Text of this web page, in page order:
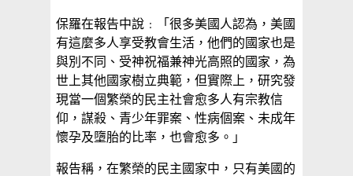
保羅在報告中說﹕「很多美國人認為，美國
有這麼多人享受教會生活，他們的國家也是
與別不同、受神祝福兼神光高照的國家，為
世上其他國家樹立典範，但實際上，研究發
現當一個繁榮的民主社會愈多人有宗教信
仰，謀殺、青少年罪案、性病個案、未成年
懷孕及墮胎的比率，也會愈多。」
報告稱，在繁榮的民主國家中，只有美國的